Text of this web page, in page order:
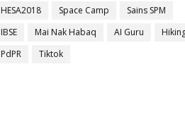
HESA2018
Space Camp
Sains SPM
IBSE
Mai Nak Habaq AI Guru
PdPR
Tiktok